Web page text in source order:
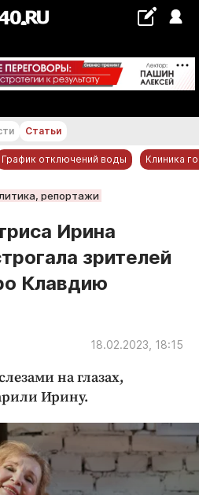
+18...+19 °С
ЖКХ
Статьи
График отключений воды Клиника
репортажи
Ирина
зрителей
Клавдию
18.02.2023, 18:15
на глазах,
Ирину.